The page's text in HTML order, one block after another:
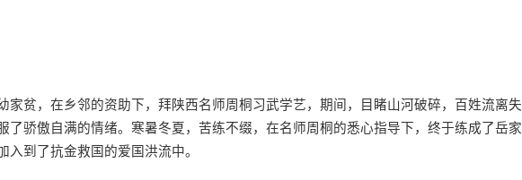
贫，在乡邻的资助下，拜陕西名师周桐习武学艺，期间，目睹山河破碎，百姓流离失
了骄傲自满的情绪。寒暑冬夏，苦练不缀，在名师周桐的悉心指导下，终于练成了岳家
到了抗金救国的爱国洪流中。